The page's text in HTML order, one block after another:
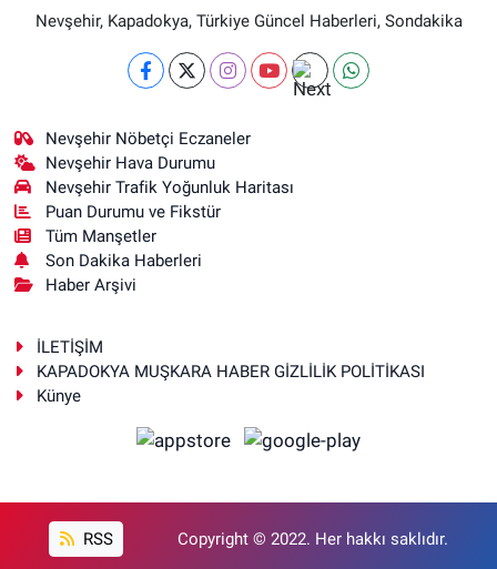
Nevşehir, Kapadokya, Türkiye Güncel Haberleri, Sondakika
Nevşehir Nöbetçi Eczaneler
Nevşehir Hava Durumu
Nevşehir Trafik Yoğunluk Haritası
Puan Durumu ve Fikstür
Tüm Manşetler
Son Dakika Haberleri
Haber Arşivi
İLETİŞİM
KAPADOKYA MUŞKARA HABER GİZLİLİK POLİTİKASI
Künye
RSS Copyright © 2022. Her hakkı saklıdır.